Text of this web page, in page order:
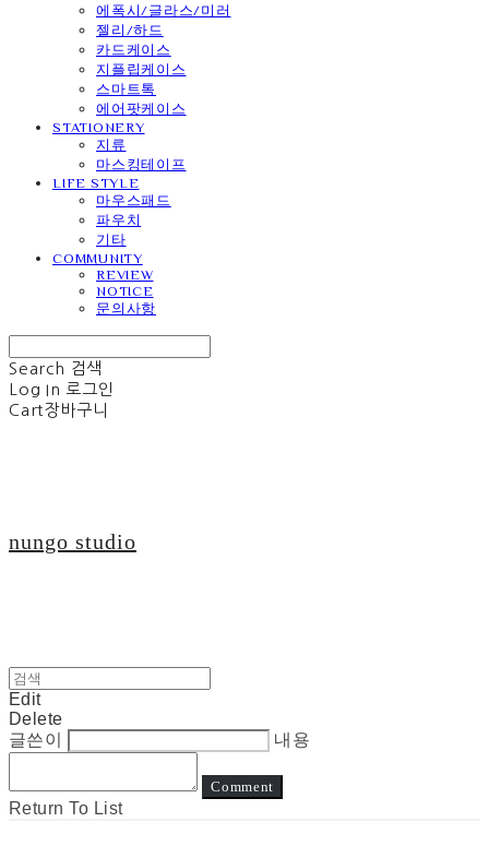
에폭시/글라스/미러
젤리/하드
카드케이스
지플립케이스
스마트톡
에어팟케이스
STATIONERY
지류
마스킹테이프
LIFE STYLE
마우스패드
파우치
기타
COMMUNITY
REVIEW
NOTICE
문의사항
Search 검색
Log In 로그인
Cart장바구니
nungo studio
Edit
Delete
글쓴이
내용
Comment
Return To List